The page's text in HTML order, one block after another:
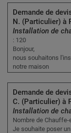
Demande de
N. (Particulier) à
Installation de
: 120
Bonjour,
nous souhaitons
notre maison
Demande de
C. (Particulier) à
Installation de
Nombre de Chauffe-
Je souhaite poser